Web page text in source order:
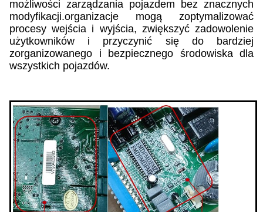
możliwości zarządzania pojazdem bez znacznych
modyfikacji.organizacje mogą zoptymalizować
procesy wejścia i wyjścia, zwiększyć zadowolenie
użytkowników i przyczynić się do bardziej
zorganizowanego i bezpiecznego środowiska dla
wszystkich pojazdów.